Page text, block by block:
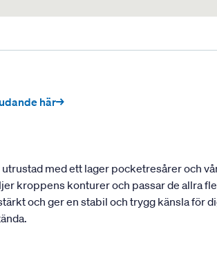
här→
med ett lager pocketresårer och
kroppens konturer och passar de allra
och ger en stabil och trygg känsla för